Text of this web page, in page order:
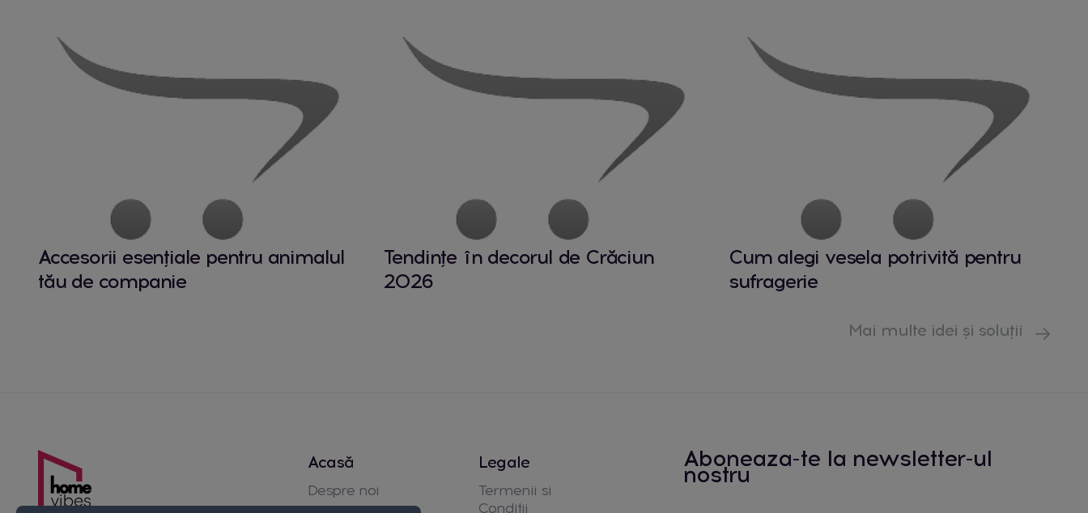
Accesorii esențiale pentru animalul
tău de companie
Tendințe în decorul de Crăciun
2026
Cum alegi vesela potrivită pentru
sufragerie
Mai multe idei și soluții
Acasă
Despre noi
Legale
Termenii si
Conditii
Aboneaza-te la newsletter-ul
nostru